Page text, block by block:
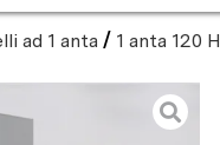
ad 1 anta / 1 anta 120 H